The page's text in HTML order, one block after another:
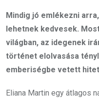
Mindig jó emlékezni
lehetnek kedvesek.
világban, az idegenek
történet elolvasása
emberiségbe vetett
Eliana Martin egy átlagos